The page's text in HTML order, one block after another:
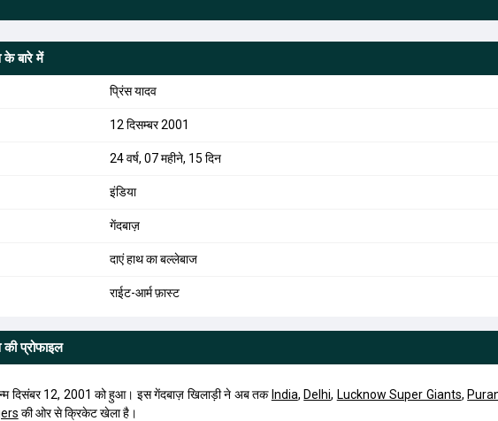
के बारे में
प्रिंस यादव
12 दिसम्बर 2001
24 वर्ष, 07 महीने, 15 दिन
इंडिया
गेंदबाज़
दाएं हाथ का बल्लेबाज
राईट-आर्म फ़ास्ट
की प्रोफाइल
दिसंबर 12, 2001 को हुआ। इस गेंदबाज़ खिलाड़ी ने अब तक India, Delhi, Lucknow Super Giants,
की ओर से क्रिकेट खेला है।